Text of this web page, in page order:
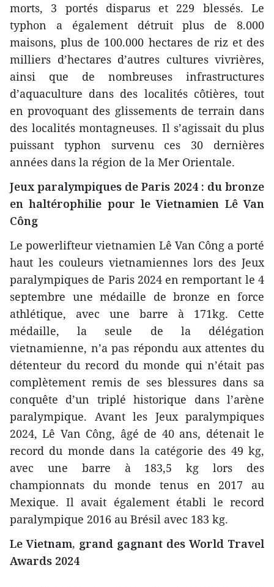
morts, 3 portés disparus et 229 blessés. Le
typhon a également détruit plus de 8.000
maisons, plus de 100.000 hectares de riz et des
milliers d’hectares d’autres cultures vivrières,
ainsi que de nombreuses infrastructures
d’aquaculture dans des localités côtières, tout
en provoquant des glissements de terrain dans
des localités montagneuses. Il s’agissait du plus
puissant typhon survenu ces 30 dernières
années dans la région de la Mer Orientale.
Jeux paralympiques de Paris 2024 : du bronze
en haltérophilie pour le Vietnamien Lê Van
Công
Le powerlifteur vietnamien Lê Van Công a porté
haut les couleurs vietnamiennes lors des Jeux
paralympiques de Paris 2024 en remportant le 4
septembre une médaille de bronze en force
athlétique, avec une barre à 171kg. Cette
médaille, la seule de la délégation
vietnamienne, n’a pas répondu aux attentes du
détenteur du record du monde qui n’était pas
complètement remis de ses blessures dans sa
conquête d’un triplé historique dans l’arène
paralympique. Avant les Jeux paralympiques
2024, Lê Van Công, âgé de 40 ans, détenait le
record du monde dans la catégorie des 49 kg,
avec une barre à 183,5 kg lors des
championnats du monde tenus en 2017 au
Mexique. Il avait également établi le record
paralympique 2016 au Brésil avec 183 kg.
Le Vietnam, grand gagnant des World Travel
Awards 2024